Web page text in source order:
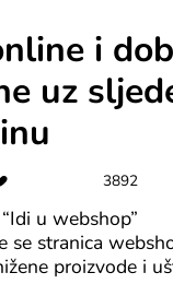
proizvoda za
kuponi
ParfumShop -
kuponi
i
uz
3892
u webshop”
se stranica
proizvode i